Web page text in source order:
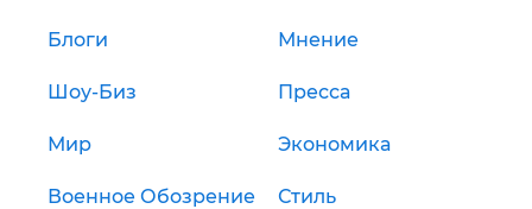
Блоги Мнение
Шоу-Биз Пресса
Мир Экономика
Военное Обозрение Стиль